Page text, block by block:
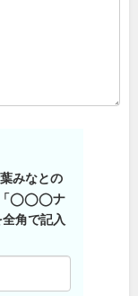
みなとの
「◯◯◯ナ
角で記入